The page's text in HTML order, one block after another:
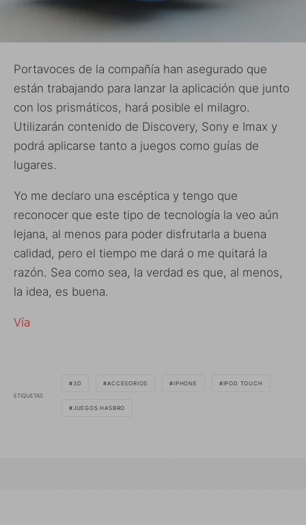
Portavoces de la compañía han asegurado que
están trabajando para lanzar la aplicación que junto
con los prismáticos, hará posible el milagro.
Utilizarán contenido de Discovery, Sony e Imax y
podrá aplicarse tanto a juegos como guías de
lugares.
Yo me declaro una escéptica y tengo que
reconocer que este tipo de tecnología la veo aún
lejana, al menos para poder disfrutarla a buena
calidad, pero el tiempo me dará o me quitará la
razón. Sea como sea, la verdad es que, al menos,
la idea, es buena.
Vía
ETIQUETAS
3D ACCESORIOS IPHONE IPOD TOUCH
JUEGOS HASBRO